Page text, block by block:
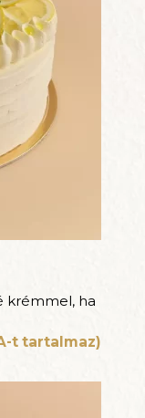
krémmel, ha
t tartalmaz)